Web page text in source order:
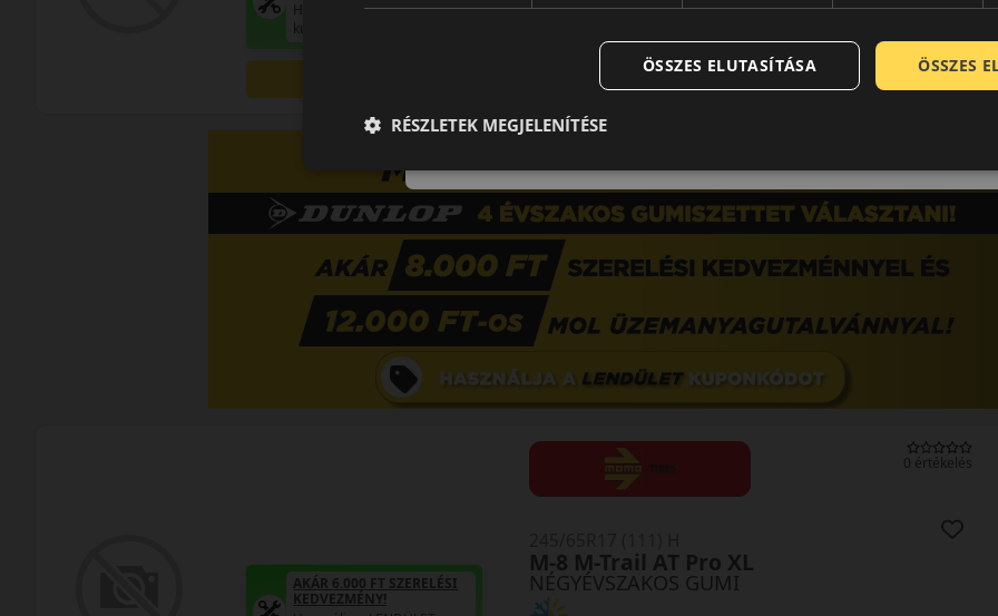
EPREL cimke adatok:
Használja a LENDÜLET
kuponkódot!
0 értékelés
NÉGYÉVSZAKOS GUMI
M-8 M-Trail AT Pro XL
AKÁR 6.000 FT SZERELÉSI
KEDVEZMÉNY!
ÖSSZES
ÖSSZES ELUTASÍTÁSA
RÉSZLETEK MEGJELENÍTÉSE